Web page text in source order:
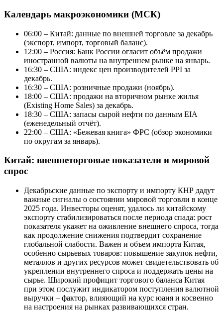
Календарь макроэкономики (МСК)
06:00 – Китай: данные по внешней торговле за декабрь
(экспорт, импорт, торговый баланс).
12:00 – Россия: Банк России огласит объём продажи
иностранной валюты на внутреннем рынке на январь.
16:30 – США: индекс цен производителей PPI за
декабрь.
16:30 – США: розничные продажи (ноябрь).
18:00 – США: продажи на вторичном рынке жилья
(Existing Home Sales) за декабрь.
18:30 – США: запасы сырой нефти по данным EIA
(еженедельный отчёт).
22:00 – США: «Бежевая книга» ФРС (обзор экономики
по округам за январь).
Китай: внешнеторговые показатели и мировой
спрос
Декабрьские данные по экспорту и импорту КНР дадут
важные сигналы о состоянии мировой торговли в конце
2025 года. Инвесторы оценят, удалось ли китайскому
экспорту стабилизироваться после периода спада: рост
показателя укажет на оживление внешнего спроса, тогда
как продолжение снижения подтвердит сохранение
глобальной слабости. Важен и объем импорта Китая,
особенно сырьевых товаров: повышение закупок нефти,
металлов и других ресурсов может свидетельствовать об
укреплении внутреннего спроса и поддержать цены на
сырье. Широкий профицит торгового баланса Китая
при этом послужит индикатором поступления валютной
выручки – фактор, влияющий на курс юаня и косвенно
на настроения на рынках развивающихся стран.